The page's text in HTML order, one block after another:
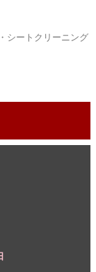
シートクリーニング